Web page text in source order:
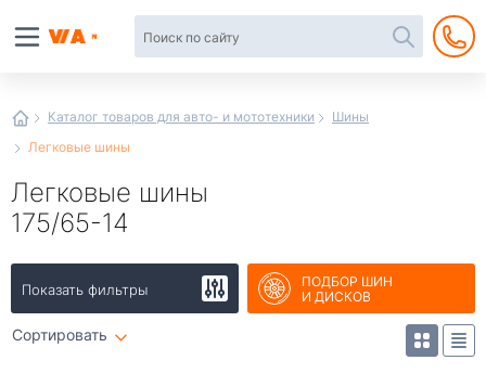
Каталог товаров для авто- и мототехники
Шины
Легковые шины
Легковые шины
175/65-14
Показать фильтры
ПОДБОР ШИН
И ДИСКОВ
Сортировать
интернет-